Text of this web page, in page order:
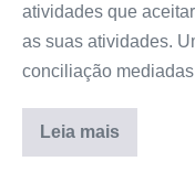
atividades que
as suas atividades.
conciliação
Leia mais